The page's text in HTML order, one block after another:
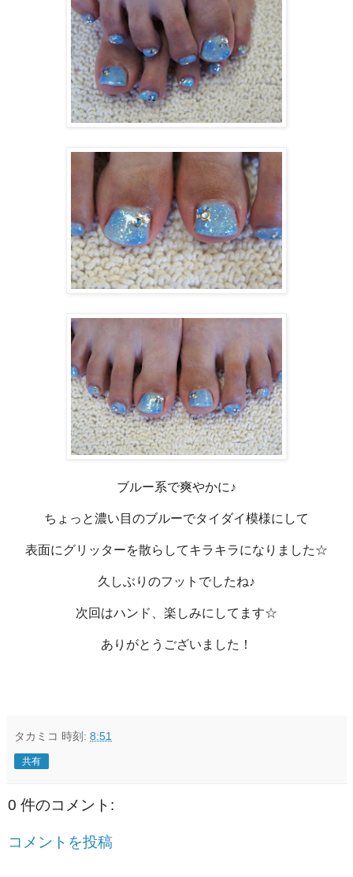
ブルー系で爽やかに♪
ちょっと濃い目のブルーでタイダイ模様にして
表面にグリッターを散らしてキラキラになりました☆
久しぶりのフットでしたね♪
次回はハンド、楽しみにしてます☆
ありがとうございました！
タカミコ 時刻: 8:51
共有
0 件のコメント:
コメントを投稿